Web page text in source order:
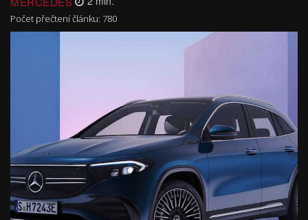
Počet přečtení článku: 780